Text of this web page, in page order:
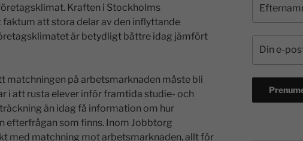
Kraften i Stockholms
att stora delar av den inflyttande
är betydligt bättre idag jämfört
matchningen på arbetsmarknaden måste bli
i att rusta elever inför framtida studie- och
än idag få information om hur
efterfrågan som finns. Inom Jobbtorg
med matchning mot arbetsmarknaden, allt för